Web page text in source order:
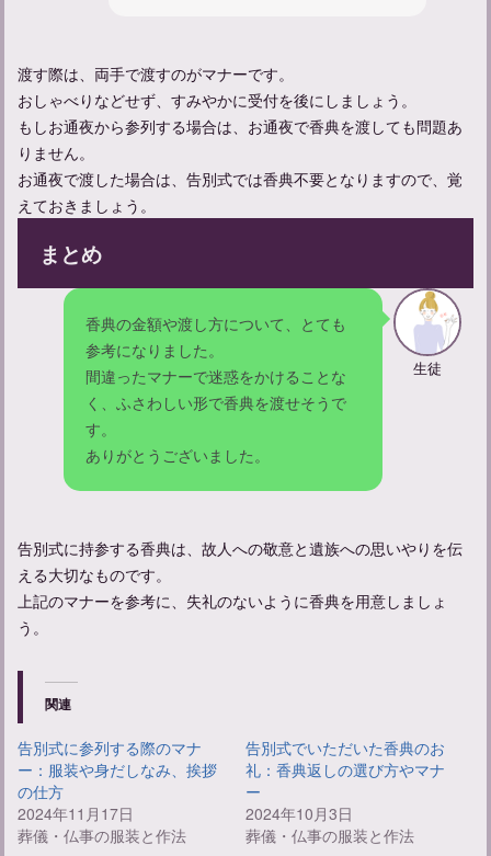
渡す際は、両手で渡すのがマナーです。
おしゃべりなどせず、すみやかに受付を後にしましょう。
もしお通夜から参列する場合は、お通夜で香典を渡しても問題あ
りません。
お通夜で渡した場合は、告別式では香典不要となりますので、覚
えておきましょう。
まとめ
香典の金額や渡し方について、とても
参考になりました。
間違ったマナーで迷惑をかけることな
く、ふさわしい形で香典を渡せそうで
す。
ありがとうございました。
生徒
告別式に持参する香典は、故人への敬意と遺族への思いやりを伝
える大切なものです。
上記のマナーを参考に、失礼のないように香典を用意しましょ
う。
関連
告別式に参列する際のマナ
ー：服装や身だしなみ、挨拶
の仕方
2024年11月17日
葬儀・仏事の服装と作法
告別式でいただいた香典のお
礼：香典返しの選び方やマナ
ー
2024年10月3日
葬儀・仏事の服装と作法